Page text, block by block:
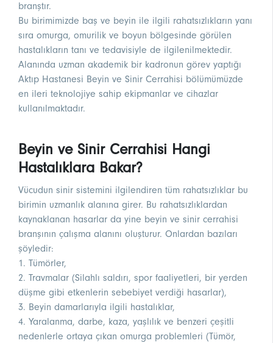
branştır.
Bu birimimizde baş ve beyin ile ilgili rahatsızlıkların yanı
sıra omurga, omurilik ve boyun bölgesinde görülen
hastalıkların tanı ve tedavisiyle de ilgilenilmektedir.
Alanında uzman akademik bir kadronun görev yaptığı
Aktıp Hastanesi Beyin ve Sinir Cerrahisi bölümümüzde
en ileri teknolojiye sahip ekipmanlar ve cihazlar
kullanılmaktadır.
Beyin ve Sinir Cerrahisi Hangi
Hastalıklara Bakar?
Vücudun sinir sistemini ilgilendiren tüm rahatsızlıklar bu
birimin uzmanlık alanına girer. Bu rahatsızlıklardan
kaynaklanan hasarlar da yine beyin ve sinir cerrahisi
branşının çalışma alanını oluşturur. Onlardan bazıları
şöyledir:
1. Tümörler,
2. Travmalar (Silahlı saldırı, spor faaliyetleri, bir yerden
düşme gibi etkenlerin sebebiyet verdiği hasarlar),
3. Beyin damarlarıyla ilgili hastalıklar,
4. Yaralanma, darbe, kaza, yaşlılık ve benzeri çeşitli
nedenlerle ortaya çıkan omurga problemleri (Tümör,